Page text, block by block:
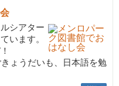
シアター
います。
ょうだいも、日本語を勉